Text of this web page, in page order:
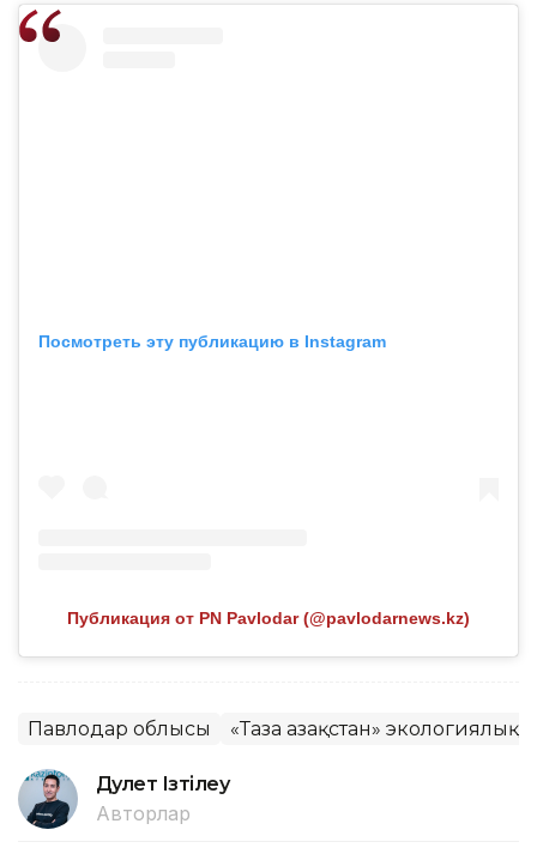
Посмотреть эту публикацию в Instagram
Публикация от PN Pavlodar (@pavlodarnews.kz)
Павлодар облысы «Таза Қазақстан» экологиялық
Дәулет Ізтілеу
Авторлар